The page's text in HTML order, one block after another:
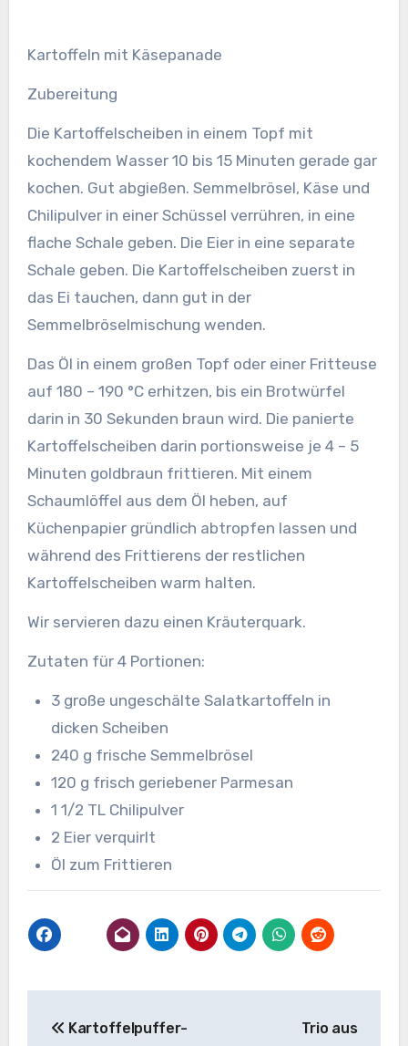
Kartoffeln mit Käsepanade
Zubereitung
Die Kartoffelscheiben in einem Topf mit
kochendem Wasser 10 bis 15 Minuten gerade gar
kochen. Gut abgießen. Semmelbrösel, Käse und
Chilipulver in einer Schüssel verrühren, in eine
flache Schale geben. Die Eier in eine separate
Schale geben. Die Kartoffelscheiben zuerst in
das Ei tauchen, dann gut in der
Semmelbröselmischung wenden.
Das Öl in einem großen Topf oder einer Fritteuse
auf 180 – 190 °C erhitzen, bis ein Brotwürfel
darin in 30 Sekunden braun wird. Die panierte
Kartoffelscheiben darin portionsweise je 4 – 5
Minuten goldbraun frittieren. Mit einem
Schaumlöffel aus dem Öl heben, auf
Küchenpapier gründlich abtropfen lassen und
während des Frittierens der restlichen
Kartoffelscheiben warm halten.
Wir servieren dazu einen Kräuterquark.
Zutaten für 4 Portionen:
3 große ungeschälte Salatkartoffeln in
dicken Scheiben
240 g frische Semmelbrösel
120 g frisch geriebener Parmesan
1 1/2 TL Chilipulver
2 Eier verquirlt
Öl zum Frittieren
Kartoffelpuffer-
Trio aus